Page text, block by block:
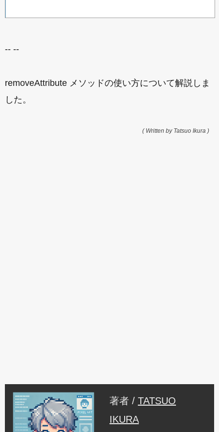
-- --
removeAttribute メソッドの使い方について解説しま
した。
( Written by Tatsuo Ikura )
著者 / TATSUO
IKURA